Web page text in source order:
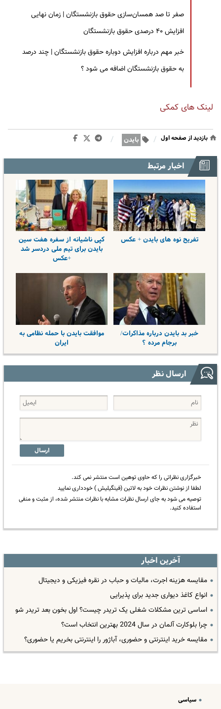
صفر تا صد همسان‌سازی حقوق بازنشستگان | زمان نهایی
افزایش ۴۰ درصدی حقوق بازنشستگان
خبر مهم درباره افزایش دوباره حقوق بازنشستگان | چند درصد
به حقوق بازنشستگان اضافه می شود ؟
لینک های کمکی
بازدید از صفحه اول / بایدن /
اخبار مرتبط
تفریح نوه های بایدن + عکس
کپی ناشیانه از سفره هفت سین
بایدن برای تیم ملی دردسر شد
+عکس
خبر بد بایدن درباره مذاکرات/
برجام مرده ؟
موافقت بایدن با حمله نظامی به
ایران
ارسال نظر
ارسال
خبرگزاری نظراتی را که حاوی توهین است منتشر نمی کند.
لطفا از نوشتن نظرات خود به لاتین (فینگیلیش ) خودداری نمایید
توصیه می شود به جای ارسال نظرات مشابه با نظرات منتشر شده، از مثبت و منفی
استفاده کنید.
آخرین اخبار
مقایسه هزینه اجرت، مالیات و حباب در نقره فیزیکی و دیجیتال
انواع کاغذ دیواری جدید برای پذیرایی
اساسی ترین مشکلات شغلی یک تریدر چیست؟ اول بخون بعد تریدر شو
چرا بلوکارت آلمان در سال 2024 بهترین انتخاب است؟
مقایسه خرید اینترنتی و حضوری، آباژور را اینترنتی بخریم یا حضوری؟
سیاسی